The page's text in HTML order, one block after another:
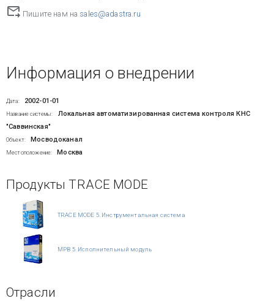
Пишите нам на sales@adastra.ru
Информация о внедрении
Дата: 2002-01-01
Название системы:
Локальная автоматизированная система контроля КНС
"Саввинская"
Объект: Мосводоканал
Местоположение: Москва
Продукты TRACE MODE
TRACE MODE 5. Инструментальная система
МРВ 5. Исполнительный модуль
Отрасли